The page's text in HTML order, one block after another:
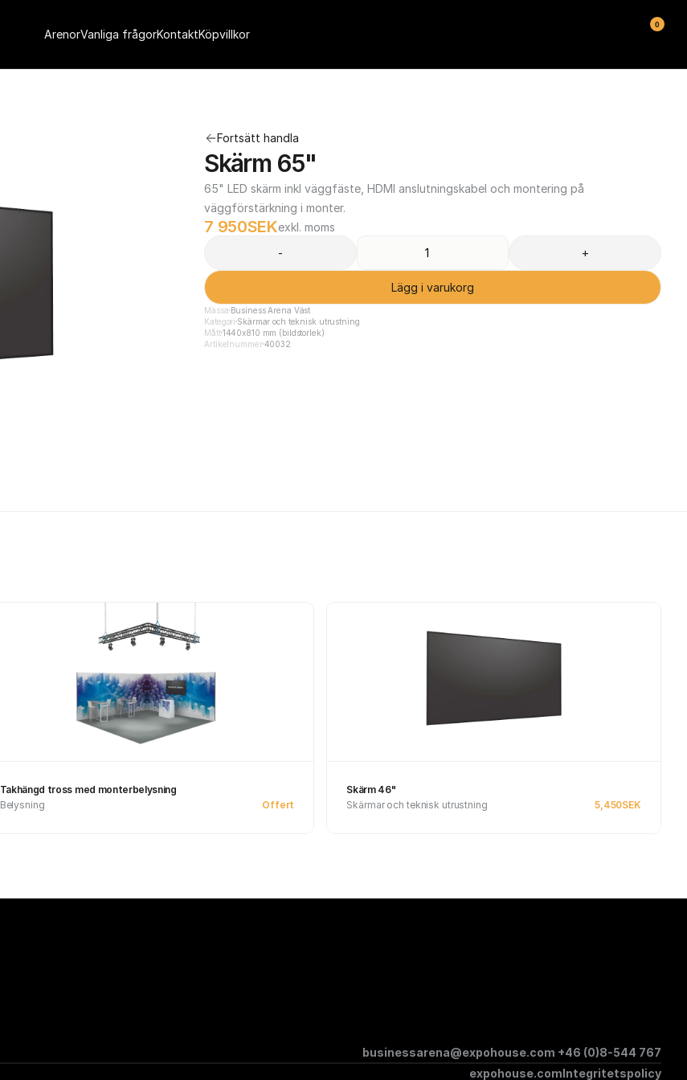
Fortsätt handla
Skärm 65"
65" LED skärm inkl väggfäste, HDMI anslutningskabel och montering på
väggförstärkning i monter.
7 950SEKexkl. moms
-
+
Lägg i varukorg
Mässa Business Arena Väst
Kategori Skärmar och teknisk utrustning
Mått1440x810 mm (bildstorlek)
Artikelnummer40032
Takhängd tross med monterbelysning
Belysning
Offert
Skärm 46"
Skärmar och teknisk utrustning
5,450SEK
businessarena@expohouse.com +46 (0)8-544 767
expohouse.comIntegritetspolicy
ArenorVanliga frågorKontaktKöpvillkor
0